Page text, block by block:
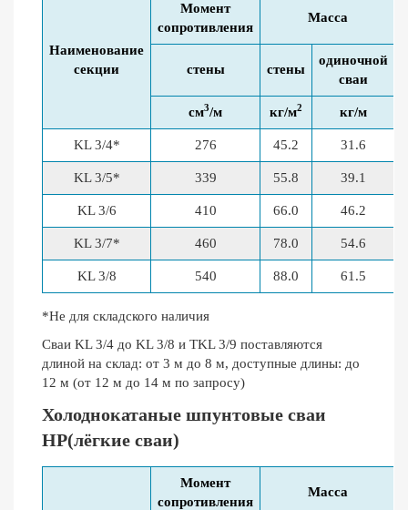
Наименование
секции
Момент
сопротивления
Масса
стены стены
одиночной
сваи
см3/м кг/м2 кг/м
KL 3/4* 276 45.2 31.6
KL 3/5* 339 55.8 39.1
KL 3/6 410 66.0 46.2
KL 3/7* 460 78.0 54.6
KL 3/8 540 88.0 61.5
*Не для складского наличия
Сваи KL 3/4 до KL 3/8 и TKL 3/9 поставляются
длиной на склад: от 3 м до 8 м, доступные длины: до
12 м (от 12 м до 14 м по запросу)
Холоднокатаные шпунтовые сваи
HP(лёгкие сваи)
Момент
сопротивления
Масса